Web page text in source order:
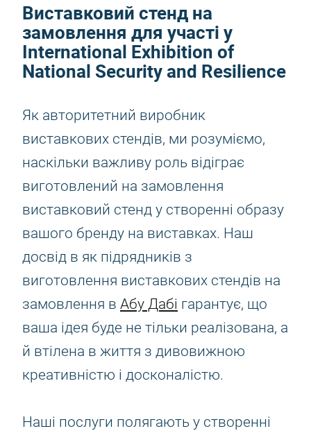
Виставковий стенд на
замовлення для участі у
International Exhibition of
National Security and Resilience
Як авторитетний виробник
виставкових стендів, ми розуміємо,
наскільки важливу роль відіграє
виготовлений на замовлення
виставковий стенд у створенні образу
вашого бренду на виставках. Наш
досвід в як підрядників з
виготовлення виставкових стендів на
замовлення в Абу Дабі гарантує, що
ваша ідея буде не тільки реалізована, а
й втілена в життя з дивовижною
креативністю і досконалістю.
Наші послуги полягають у створенні